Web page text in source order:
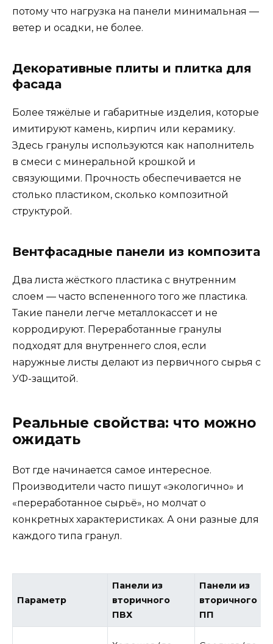
потому что нагрузка на панели минимальная —
ветер и осадки, не более.
Декоративные плиты и плитка для
фасада
Более тяжёлые и габаритные изделия, которые
имитируют камень, кирпич или керамику.
Здесь гранулы используются как наполнитель
в смеси с минеральной крошкой и
связующими. Прочность обеспечивается не
столько пластиком, сколько композитной
структурой.
Вентфасадные панели из композита
Два листа жёсткого пластика с внутренним
слоем — часто вспененного того же пластика.
Такие панели легче металлокассет и не
корродируют. Переработанные гранулы
подходят для внутреннего слоя, если
наружные листы делают из первичного сырья с
УФ-защитой.
Реальные свойства: что можно
ожидать
Вот где начинается самое интересное.
Производители часто пишут «экологично» и
«переработанное сырьё», но молчат о
конкретных характеристиках. А они разные для
каждого типа гранул.
Параметр
Панели из
вторичного
ПВХ
Панели из
вторичного
ПП